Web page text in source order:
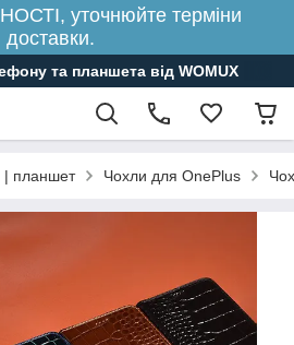
уточнюйте терміни
доставки.
та планшета від WOMUX
| планшет Чохли для OnePlus